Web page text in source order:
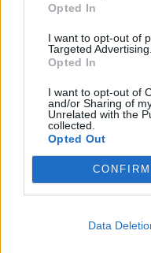
Opted In
I want to opt-out of
Targeted Advertising.
Opted In
I want to opt-out of
and/or Sharing of
Unrelated with the
collected.
Opted Out
CONFIRM
Data
Senat odrzuca
Mateusz Szpytma
stanowisko prezesa
wcześniejszego poparcia